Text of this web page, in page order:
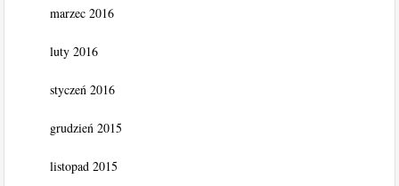
marzec 2016
luty 2016
styczeń 2016
grudzień 2015
listopad 2015